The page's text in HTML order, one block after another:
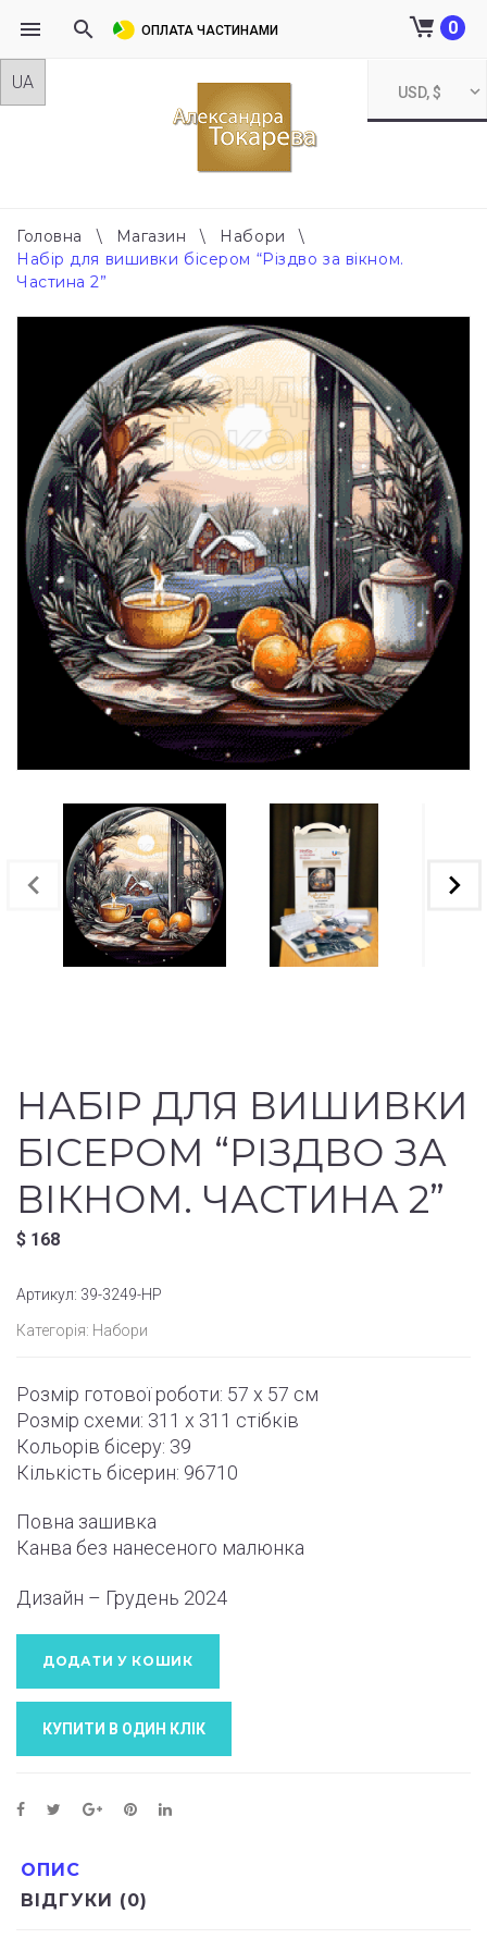
Skip
USD, $
0
ОПЛАТА ЧАСТИНАМИ
Головна \ Магазин \ Набори
\
Набір для вишивки бісером “Різдво за вікном.
Частина 2”
НАБІР ДЛЯ ВИШИВКИ
БІСЕРОМ “РІЗДВО ЗА
ВІКНОМ. ЧАСТИНА 2”
$ 168
Артикул: 39-3249-НР
Категорія: Набори
Розмір готової роботи: 57 x 57 см
Розмір схеми: 311 x 311 стібків
Кольорів бісеру: 39
Кількість бісерин: 96710
Повна зашивка
Канва без нанесеного малюнка
Дизайн – Грудень 2024
ДОДАТИ У КОШИК
КУПИТИ В ОДИН КЛIК
ОПИС
ВІДГУКИ (0)